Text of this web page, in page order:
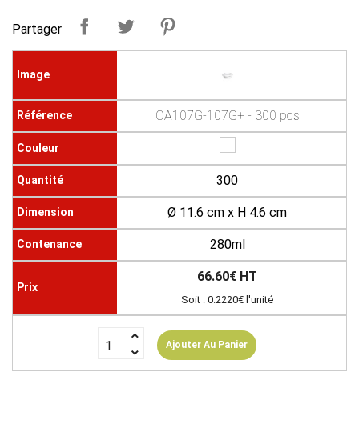
Partager
CA107G-107G+ - 300 pcs
300
Ø 11.6 cm x H 4.6 cm
280ml
66.60€ HT
Soit : 0.2220€ l'unité
Ajouter Au Panier